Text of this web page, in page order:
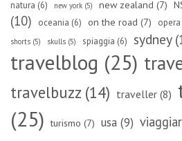
natura (6) new york (5) new zealand (7)
(10)
oceania (6) on the road (7)
shorts (5) skulls (5) spiaggia (6) sydney
travelblog (25)
travelbuzz (14) traveller (8)
(25) turismo (7) usa (9)